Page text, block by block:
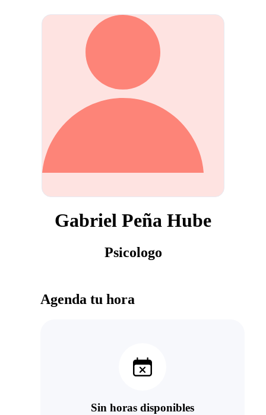
Gabriel Peña Hube
Psicologo
Agenda tu hora
Sin horas disponibles